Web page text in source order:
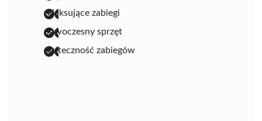
relaksujące zabiegi
nowoczesny sprzęt
skuteczność zabiegów